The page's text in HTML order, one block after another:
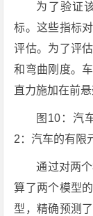
为了验证
标。这些指标
评估。为了评
和弯曲刚度。
直力施加在前
图10：汽
2：汽车的有限
通过对两
算了两个模型
型，精确预测